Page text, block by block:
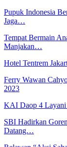
Pupuk Indonesia
Jaga…
Tempat Bermain
Manjakan…
Hotel Tentrem
Ferry Wawan
2023
KAI Daop 4 Layani
SBI Hadirkan
Datang…